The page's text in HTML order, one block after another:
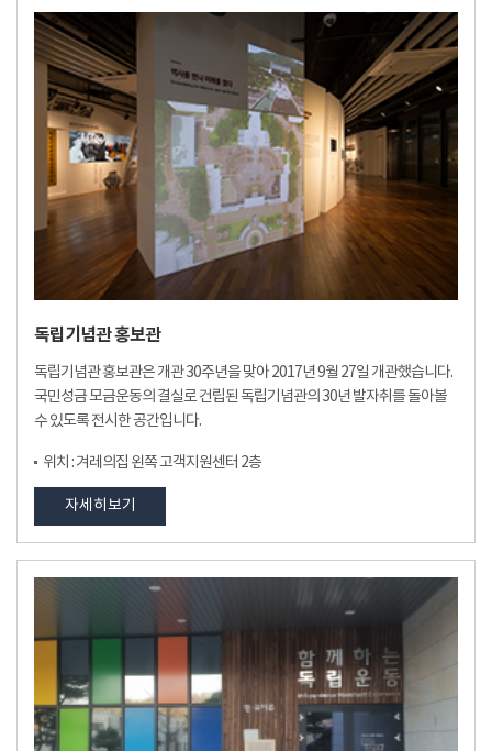
독립기념관 홍보관
독립기념관 홍보관은 개관 30주년을 맞아 2017년 9월 27일 개관했습니다.
국민성금 모금운동의 결실로 건립된 독립기념관의 30년 발자취를 돌아볼
수 있도록 전시한 공간입니다.
위치 : 겨레의집 왼쪽 고객지원센터 2층
자세히보기